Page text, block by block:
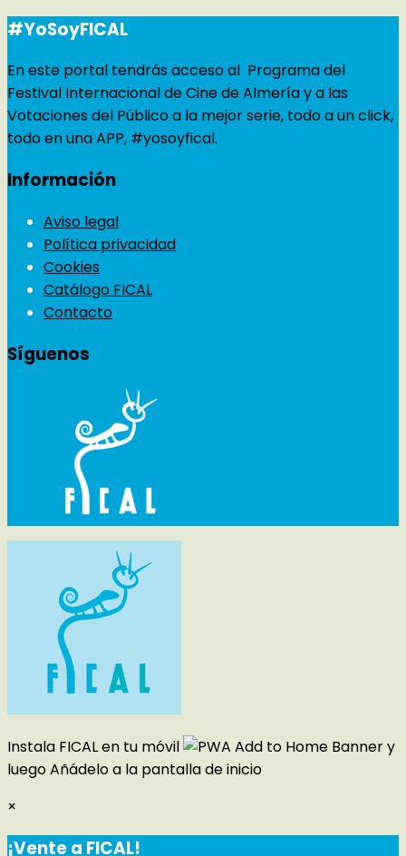
#YoSoyFICAL
En este portal tendrás acceso al Programa del
Festival Internacional de Cine de Almería y a las
Votaciones del Público a la mejor serie, todo a un click,
todo en una APP, #yosoyfical.
Información
Aviso legal
Política privacidad
Cookies
Catálogo FICAL
Contacto
Síguenos
Instala FICAL en tu móvil
y
luegoAñádelo a la pantalla de inicio
×
¡Vente a FICAL!